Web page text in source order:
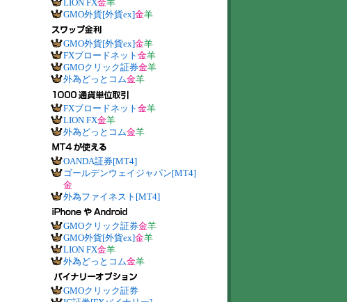
LION FX金羊
GMO外貨[外貨ex]金羊
GMO外貨[外貨ex]金羊
FXブロードネット 金羊
GMOクリック証券金羊
外為どっとコム金羊
FXブロードネット 金羊
LION FX金羊
外為どっとコム金羊
OANDA証券[MT4]
ゴールデンウェイジャパン[MT4]
金
外為ファイネスト[MT4]
GMOクリック証券金羊
GMO外貨[外貨ex]金羊
LION FX金羊
外為どっとコム金羊
GMOクリック証券